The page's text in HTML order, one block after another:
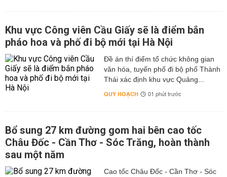
Khu vực Công viên Cầu Giấy sẽ là điểm bắn
pháo hoa và phố đi bộ mới tại Hà Nội
Đề án thí điểm tổ chức không gian
văn hóa, tuyến phố đi bộ phố Thành
Thái xác định khu vực Quảng...
QUY HOẠCH 01 phút trước
Bổ sung 27 km đường gom hai bên cao tốc
Châu Đốc - Cần Thơ - Sóc Trăng, hoàn thành
sau một năm
Cao tốc Châu Đốc - Cần Thơ - Sóc